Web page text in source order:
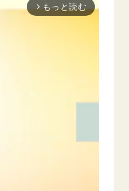
arrow_forward_ios もっと読む